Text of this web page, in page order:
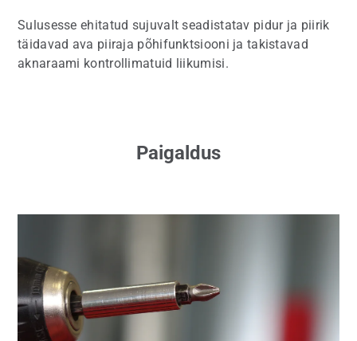
Sulusesse ehitatud sujuvalt seadistatav pidur ja piirik
täidavad ava piiraja põhifunktsiooni ja takistavad
aknaraami kontrollimatuid liikumisi.
Paigaldus